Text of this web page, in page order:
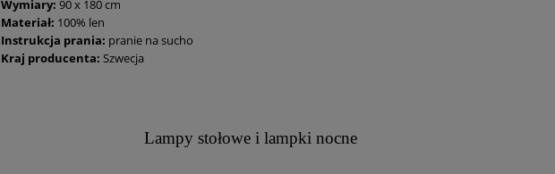
Wymiary: 90 x 180 cm
Materiał: 100% len
Instrukcja prania: pranie na sucho
Kraj producenta: Szwecja
Lampy stołowe i lampki nocne